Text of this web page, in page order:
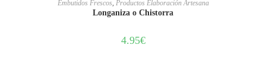
Embutidos Frescos, Productos Elaboración Artesana
Longaniza o Chistorra
4.95€